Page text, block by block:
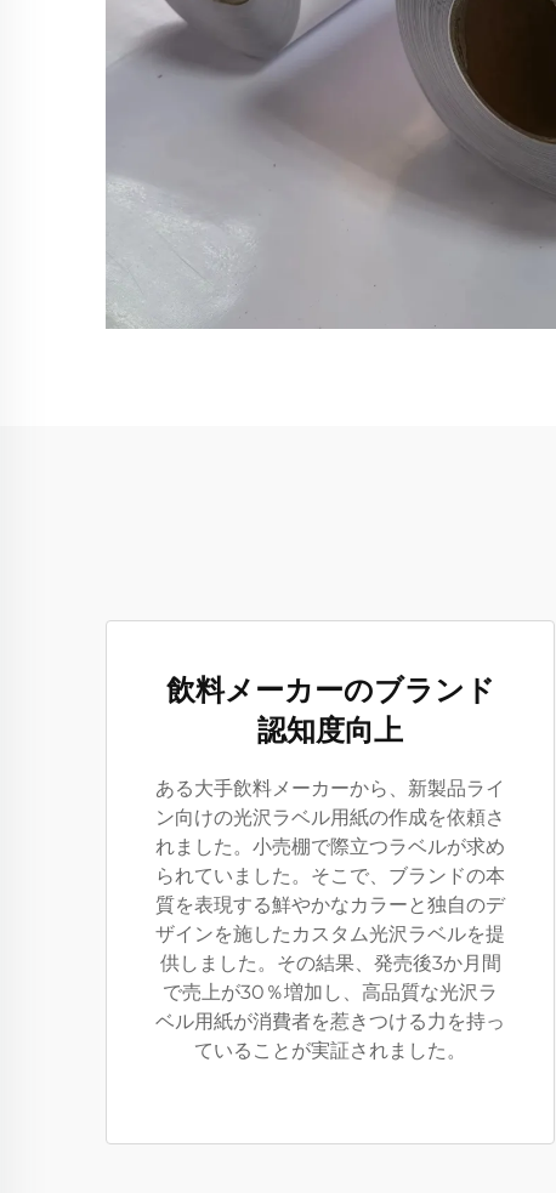
飲料メーカーのブランド
認知度向上
ある大手飲料メーカーから、新製品ライ
ン向けの光沢ラベル用紙の作成を依頼さ
れました。小売棚で際立つラベルが求め
られていました。そこで、ブランドの本
質を表現する鮮やかなカラーと独自のデ
ザインを施したカスタム光沢ラベルを提
供しました。その結果、発売後3か月間
で売上が30％増加し、高品質な光沢ラ
ベル用紙が消費者を惹きつける力を持っ
ていることが実証されました。